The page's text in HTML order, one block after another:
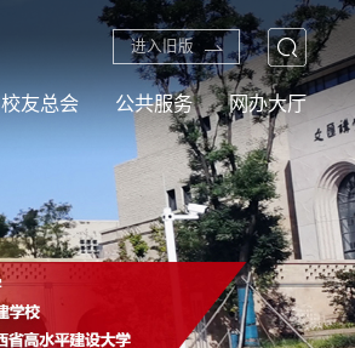
进入旧版
校友总会 公共服务 网办大厅